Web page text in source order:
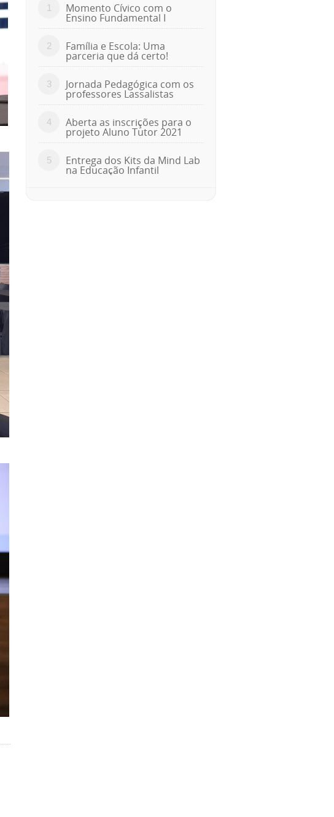
1 Momento Cívico com o
Ensino Fundamental I
2 Família e Escola: Uma
parceria que dá certo!
3 Jornada Pedagógica com os
professores Lassalistas
4 Aberta as inscrições para o
projeto Aluno Tutor 2021
5 Entrega dos Kits da Mind Lab
na Educação Infantil